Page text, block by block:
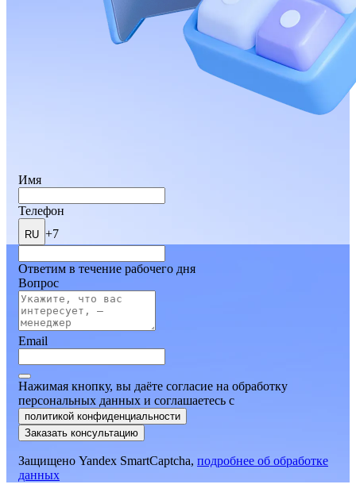
Имя
Телефон
RU +7
Ответим в течение рабочего дня
Вопрос
Email
Нажимая кнопку, вы даёте согласие на обработку
персональных данных и соглашаетесь c
политикой конфиденциальности
Заказать консультацию
Защищено Yandex SmartCaptcha, подробнее об обработке
данных